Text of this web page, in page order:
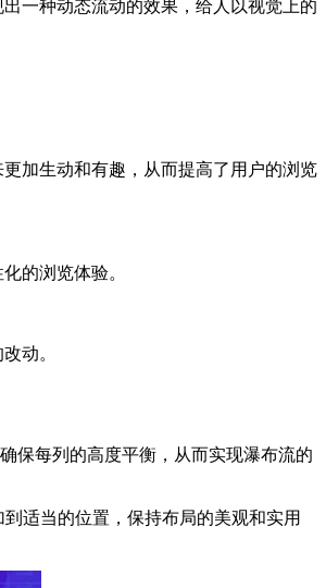
一种动态流动的效果，给人以视觉上的
加生动和有趣，从而提高了用户的浏览
的浏览体验。
动。
保每列的高度平衡，从而实现瀑布流的
适当的位置，保持布局的美观和实用